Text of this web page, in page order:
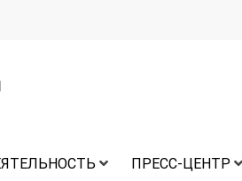
ПРЕСС-ЦЕНТР